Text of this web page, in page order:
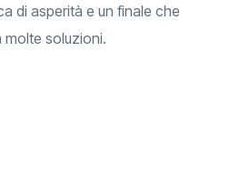
di asperità e un finale che
soluzioni.